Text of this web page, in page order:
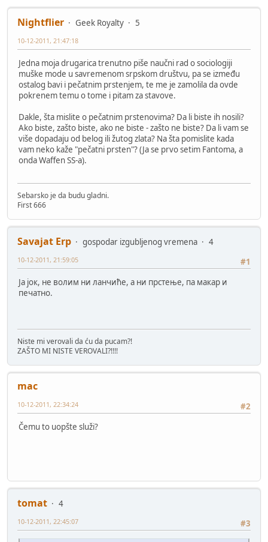
Nightflier Geek Royalty 5
10-12-2011, 21:47:18
Jedna moja drugarica trenutno piše naučni rad o sociologiji
muške mode u savremenom srpskom društvu, pa se između
ostalog bavi i pečatnim prstenjem, te me je zamolila da ovde
pokrenem temu o tome i pitam za stavove.
Dakle, šta mislite o pečatnim prstenovima? Da li biste ih nosili?
Ako biste, zašto biste, ako ne biste - zašto ne biste? Da li vam se
više dopadaju od belog ili žutog zlata? Na šta pomislite kada
vam neko kaže "pečatni prsten"? (Ja se prvo setim Fantoma, a
onda Waffen SS-a).
Sebarsko je da budu gladni.
First 666
Savajat Erp gospodar izgubljenog vremena
4
#1
10-12-2011, 21:59:05
Ја јок, не волим ни ланчиће, а ни прстење, па макар и
печатно.
Niste mi verovali da ću da pucam?!
ZAŠTO MI NISTE VEROVALI?!!!!
mac
#2
10-12-2011, 22:34:24
Čemu to uopšte služi?
tomat
4
#3
10-12-2011, 22:45:07